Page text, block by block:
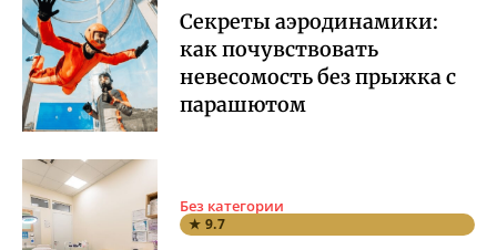
Секреты аэродинамики:
как почувствовать
невесомость без прыжка с
парашютом
Без категории
★ 9.7